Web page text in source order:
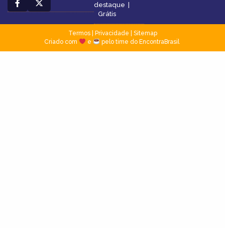
destaque |
Grátis
Termos| Privacidade
Sitemap
Criado com
e pelo time do EncontraBrasil